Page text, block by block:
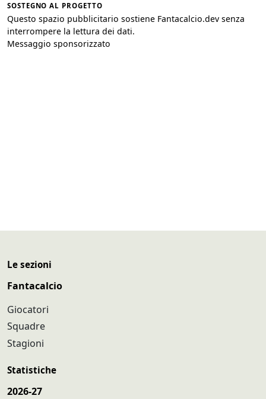
SOSTEGNO AL PROGETTO
Questo spazio pubblicitario sostiene Fantacalcio.dev senza
interrompere la lettura dei dati.
Messaggio sponsorizzato
Le sezioni
Fantacalcio
Giocatori
Squadre
Stagioni
Statistiche
2026-27